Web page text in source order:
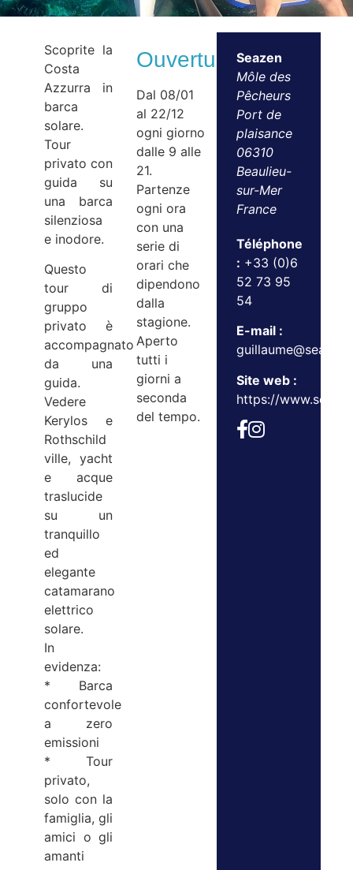
Scoprite la
Costa
Azzurra in
barca
solare.
Tour
privato con
guida su
una barca
silenziosa
e inodore.
Questo
tour di
gruppo
privato è
accompagnato
da una
guida.
Vedere
Kerylos e
Rothschild
ville, yacht
e acque
traslucide
su un
tranquillo
ed
elegante
catamarano
elettrico
solare.
In
evidenza:
* Barca
confortevole
a zero
emissioni
* Tour
privato,
solo con la
famiglia, gli
amici o gli
amanti
Ouvertures
Dal 08/01
al 22/12
ogni giorno
dalle 9 alle
21.
Partenze
ogni ora
con una
serie di
orari che
dipendono
dalla
stagione.
Aperto
tutti i
giorni a
seconda
del tempo.
Seazen
Môle des
Pêcheurs
Port de
plaisance
06310
Beaulieu-
sur-Mer
France
Téléphone
: +33 (0)6
52 73 95
54
E-mail :
Site web :
https://